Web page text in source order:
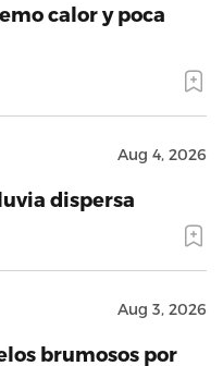
calor y poca
Aug 4, 2026
dispersa
Aug 3, 2026
brumosos por